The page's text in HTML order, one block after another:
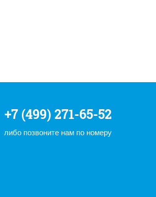
+7 (499) 271-65-52
либо позвоните нам по номеру